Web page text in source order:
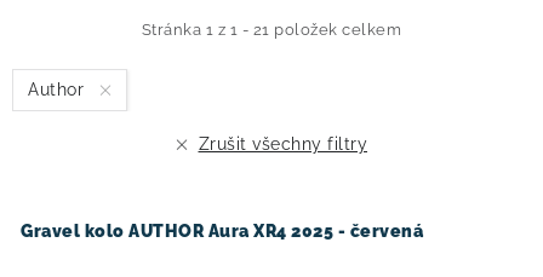
s
p
u
Stránka 1 z 1 - 21 položek celkem
n
í
d
Author
Zrušit všechny filtry
Gravel kolo AUTHOR Aura XR4 2025 - červená